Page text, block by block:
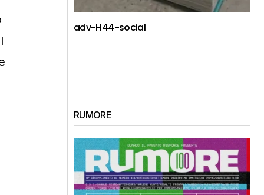
adv-H44-social
RUMORE